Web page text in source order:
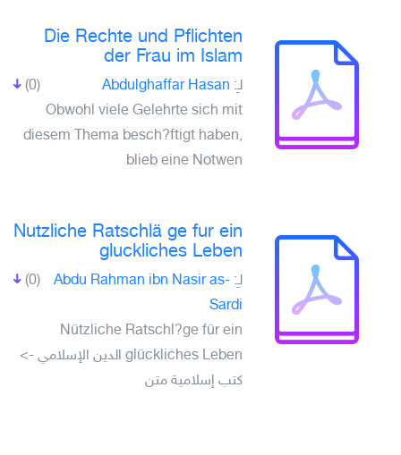
Die Rechte und Pflichten
der Frau im Islam
(0) لـِ: Abdulghaffar Hasan
Obwohl viele Gelehrte sich mit
diesem Thema besch?ftigt haben,
blieb eine Notwen
Nutzliche Ratschlä ge fur ein
gluckliches Leben
(0) لـِ: Abdu Rahman ibn Nasir as-
Sardi
Nützliche Ratschl?ge für ein
glückliches Leben الدين الإسلامي ->
كتب إسلامية متن